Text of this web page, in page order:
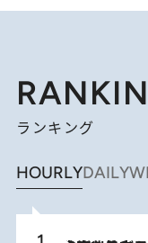
ランキング
HOURLYDAILY